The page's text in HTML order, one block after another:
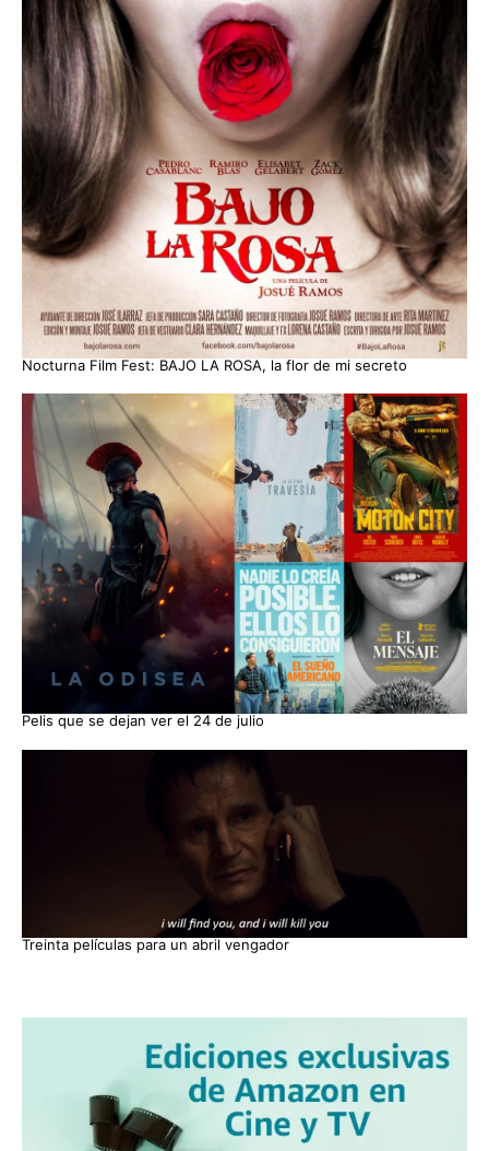
Nocturna Film Fest: BAJO LA ROSA, la flor de mi secreto
Pelis que se dejan ver el 24 de julio
Treinta películas para un abril vengador